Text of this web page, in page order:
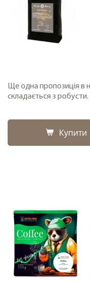
Ще одна пропозиція в
складається з
Купити